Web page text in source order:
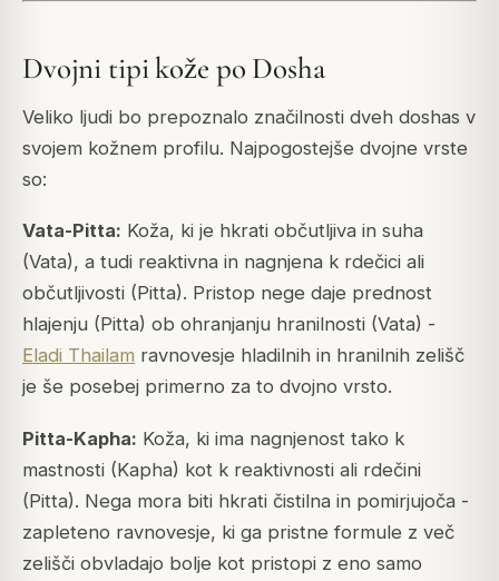
Dvojni tipi kože po Dosha
Veliko ljudi bo prepoznalo značilnosti dveh doshas v
svojem kožnem profilu. Najpogostejše dvojne vrste
so:
Vata-Pitta: Koža, ki je hkrati občutljiva in suha
(Vata), a tudi reaktivna in nagnjena k rdečici ali
občutljivosti (Pitta). Pristop nege daje prednost
hlajenju (Pitta) ob ohranjanju hranilnosti (Vata) -
Eladi Thailam ravnovesje hladilnih in hranilnih zelišč
je še posebej primerno za to dvojno vrsto.
Pitta-Kapha: Koža, ki ima nagnjenost tako k
mastnosti (Kapha) kot k reaktivnosti ali rdečini
(Pitta). Nega mora biti hkrati čistilna in pomirjujoča -
zapleteno ravnovesje, ki ga pristne formule z več
zelišči obvladajo bolje kot pristopi z eno samo